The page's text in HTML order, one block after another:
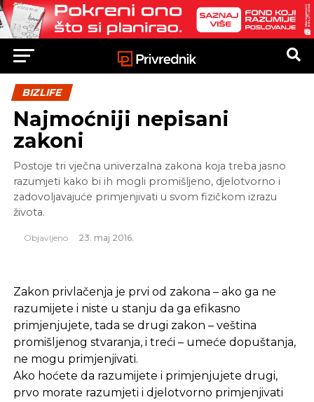
BIZLIFE
Najmoćniji nepisani
zakoni
Postoje tri vječna univerzalna zakona koja treba jasno
razumjeti kako bi ih mogli promišljeno, djelotvorno i
zadovoljavajuće primjenjivati u svom fizičkom izrazu
života.
Objavljeno 23. maj 2016.
Zakon privlačenja je prvi od zakona – ako ga ne
razumijete i niste u stanju da ga efikasno
primjenjujete, tada se drugi zakon – veština
promišljenog stvaranja, i treći – umeće dopuštanja,
ne mogu primjenjivati.
Ako hoćete da razumijete i primjenjujete drugi,
prvo morate razumjeti i djelotvorno primjenjivati